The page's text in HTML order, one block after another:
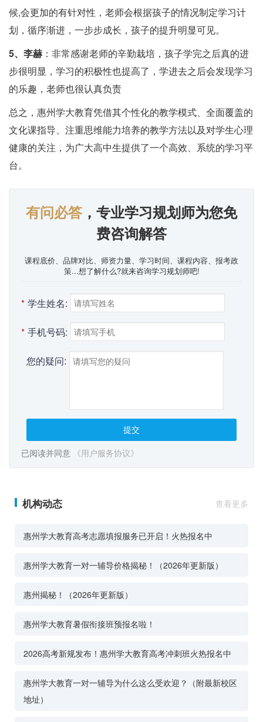
候,会更加的有针对性，老师会根据孩子的情况制定学习计
划，循序渐进，一步步成长，孩子的提升明显可见。
5、李赫 ：非常感谢老师的辛勤栽培，孩子学完之后真的进
步很明显，学习的积极性也提高了，学进去之后会发现学习
的乐趣，老师也很认真负责
总之，惠州学大教育凭借其个性化的教学模式、全面覆盖的
文化课指导、注重思维能力培养的教学方法以及对学生心理
健康的关注，为广大高中生提供了一个高效、系统的学习平
台。
有问必答，专业学习规划师为您免
费咨询解答
课程底价、品牌对比、师资力量、学习时间、课程内容、报考政
策...想了解什么?就来咨询学习规划师吧!
* 学生姓名:
* 手机号码:
您的疑问:
提交
已阅读并同意 《用户服务协议》
机构动态 查看更多
惠州学大教育高考志愿填报服务已开启！火热报名中
惠州学大教育一对一辅导价格揭秘！（2026年更新版）
惠州揭秘！（2026年更新版）
惠州学大教育暑假衔接班预报名啦！
2026高考新规发布！惠州学大教育高考冲刺班火热报名中
惠州学大教育一对一辅导为什么这么受欢迎？（附最新校区
地址）